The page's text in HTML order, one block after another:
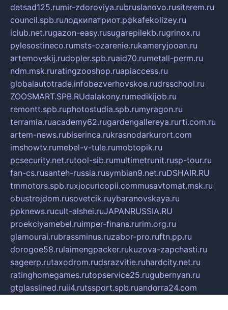
detsad125.rumir-zdoroviya.rubruslanovo.rusiterem.ru
council.spb.ruлодкипатриот.рфkafekolizey.ru
iclub.net.rugazon-easy.rusugarepilekb.rugrinox.ru
pylesostineco.rumsts-ozarenie.rukameryjooan.ru
artemovskij.rudopler.spb.ruaid70.rumetall-perm.ru
ndm.msk.ruratingzooshop.ruapiaccess.ru
globalautotrade.infobezverhovskoe.rudrsschool.ru
ZOOSMART.SPB.RUdalakony.rumedikijob.ru
remontt.spb.ruphotostudia.spb.rumyragon.ru
terramia.ruacademy62.rugardengallereya.rurti.com.ru
artem-news.rubiserinca.rukrasnodarkurort.com
imshowtv.rumebel-v-tule.rumobtopik.ru
pcsecurity.net.rutool-sib.rumultimetrunit.rusp-tour.ru
fan-cs.rusanteh-russia.rusymbian9.net.ruDSHAIR.RU
tmmotors.spb.ruxjocuricopii.commusavtomat.msk.ru
obustrojdom.rusovetcik.ruybaranovskaya.ru
ppknews.rucult-alshei.ruJAPANRUSSIA.RU
proekciyamebel.ruimper-finans.rurim.org.ru
glamourai.rubrassminus.ruzabor-pro.ruftn.pp.ru
dorogoe58.rulaimengpacker.rukuzova-zapchasti.ru
sageerp.rutaxodrom.rudsrazvitie.ruhardcity.net.ru
ratinghomegames.rutopservice25.rugubernyan.ru
gtglasslined.ruii4.rutssport.spb.ruandorra24.com